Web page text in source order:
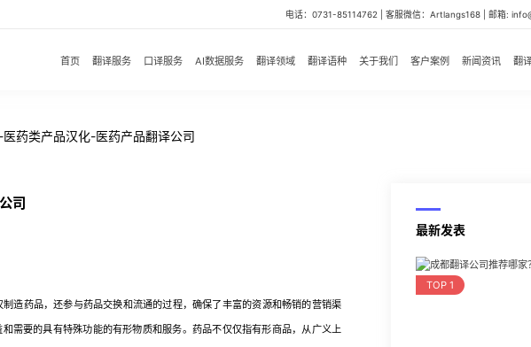
电话：0731-85114762 | 客服微信：Artlangs168 | 邮箱:
首页 翻译服务 口译服务 AI数据服务 翻译领域 翻译语种 关于我们 客户案例 新闻资讯 翻
药类产品汉化-医药产品翻译公司
司
药品，还参与药品交换和流通的过程，确保了丰富的资源和畅销的营销渠
需要的具有特殊功能的有形物质和服务。药品不仅仅指有形商品，从广义上
最新发表
TOP 1